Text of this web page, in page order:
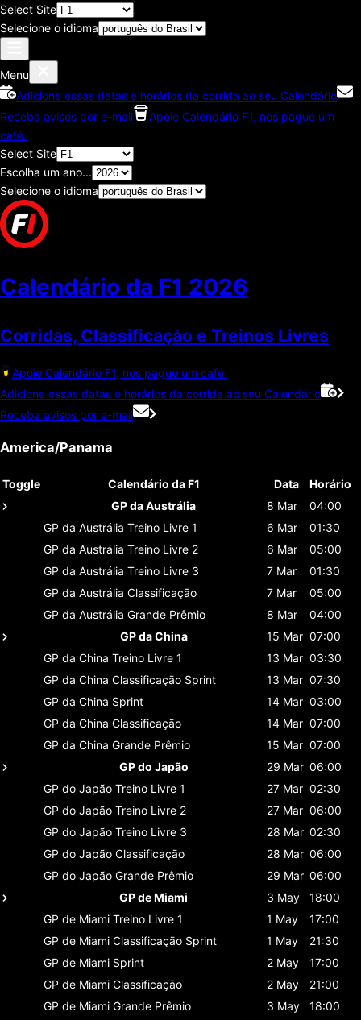
Select Site
Selecione o idioma
Menu
Adicione essas datas e horários da corrida ao seu Calendário
Receba avisos por e-mail
Apoie Calendário F1, nos pague um
café.
Select Site
Escolha um ano...
Selecione o idioma
Calendário da F1 2026
Corridas, Classificaçāo e Treinos Livres
Apoie Calendário F1, nos pague um café.
Adicione essas datas e horários da corrida ao seu Calendário
Receba avisos por e-mail
America/Panama
Toggle Calendário da F1 Data
Horário
GP da Austrália
8 Mar
04:00
GP da Austrália Treino Livre 1 6 Mar
01:30
GP da Austrália Treino Livre 2 6 Mar
05:00
GP da Austrália Treino Livre 3 7 Mar
01:30
GP da Austrália Classificaçāo 7 Mar
05:00
GP da Austrália Grande Prêmio 8 Mar
04:00
GP da China
15 Mar 07:00
GP da China Treino Livre 1 13 Mar 03:30
GP da China Classificaçāo Sprint 13 Mar 07:30
GP da China Sprint 14 Mar 03:00
GP da China Classificaçāo 14 Mar 07:00
GP da China Grande Prêmio 15 Mar 07:00
GP do Japão
29 Mar 06:00
GP do Japão Treino Livre 1 27 Mar 02:30
GP do Japão Treino Livre 2 27 Mar 06:00
GP do Japão Treino Livre 3 28 Mar 02:30
GP do Japão Classificaçāo 28 Mar 06:00
GP do Japão Grande Prêmio 29 Mar 06:00
GP de Miami
3 May
18:00
GP de Miami Treino Livre 1 1 May
17:00
GP de Miami Classificaçāo Sprint 1 May
21:30
GP de Miami Sprint 2 May
17:00
GP de Miami Classificaçāo 2 May
21:00
GP de Miami Grande Prêmio 3 May
18:00